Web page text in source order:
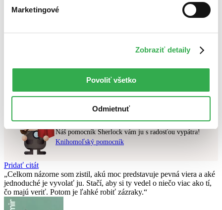
Marketingové
Zobraziť detaily
Povoliť všetko
Odmietnuť
Najdrahšie
dostupnéRežisér Joon-ho Bong
vyhovujúci zadaným podmienkam.
Chcete poradiť knihu?
Náš pomocník Sherlock vám ju s radosťou vypátra!
Knihomoľský pomocník
Pridať citát
Celkom názorne som zistil, akú moc predstavuje pevná viera a aké
jednoduché je vyvolať ju. Stačí, aby si ty vedel o niečo viac ako tí,
čo majú veriť. Potom je ľahké robiť zázraky.